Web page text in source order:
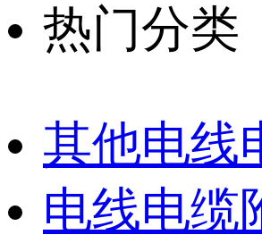
热门分类
其他电线
电线电缆